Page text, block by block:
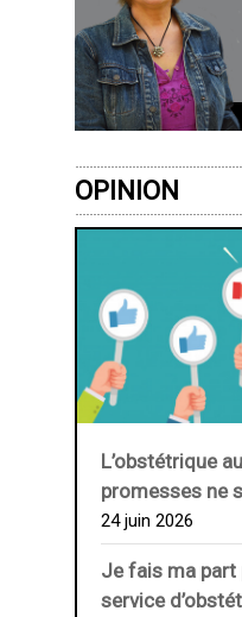
OPINION
L’obstétrique
promesses ne
24 juin 2026
Je fais ma part
service